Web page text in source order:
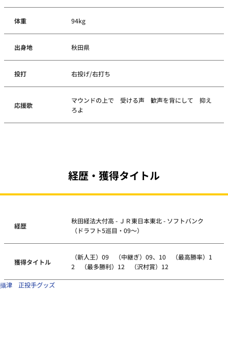
体重 94kg
出身地 秋田県
投打 右投げ/右打ち
応援歌
マウンドの上で 受ける声 歓声を背にして 抑え
ろよ
経歴・獲得タイトル
経歴
秋田経法大付高 - ＪＲ東日本東北 - ソフトバンク
（ドラフト5巡目・09～）
獲得タイトル
（新人王）09 （中継ぎ）09、10 （最高勝率）1
2 （最多勝利）12 （沢村賞）12
攝津 正投手グッズ